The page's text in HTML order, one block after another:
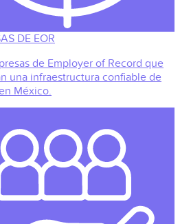
DE EOR
de Employer of Record que
una infraestructura confiable de
México.